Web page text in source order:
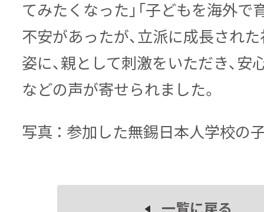
てみたくなった」「子どもを海外で
不安があったが、立派に成長され
姿に、親として刺激をいただき、安
などの声が寄せられました。
写真 ： 参加した無錫日本人学校の